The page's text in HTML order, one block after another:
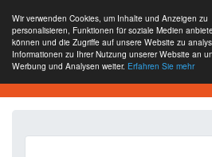
Wir verwenden Cookies, um Inhalte und Anzeigen zu
personalisieren, Funktionen für soziale Medien
können und die Zugriffe auf unsere Website zu
Informationen zu Ihrer Nutzung unserer Website an
Werbung und Analysen weiter. Erfahren Sie mehr
SEO Analytics